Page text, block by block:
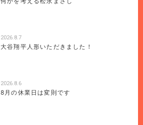
2026.8.7
大谷翔平人形いただきました！
2026.8.6
8月の休業日は変則です